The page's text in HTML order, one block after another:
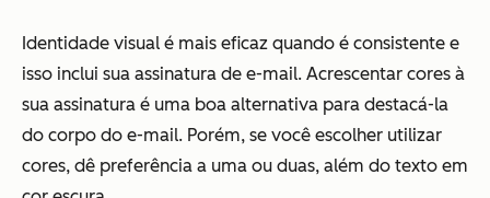
Identidade visual é mais eficaz quando é consistente e
isso inclui sua assinatura de e-mail. Acrescentar cores à
sua assinatura é uma boa alternativa para destacá-la
do corpo do e-mail. Porém, se você escolher utilizar
cores, dê preferência a uma ou duas, além do texto em